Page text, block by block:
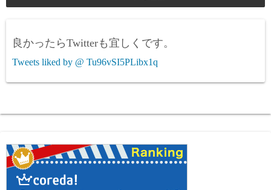
良かったらTwitterも宜しくです。
Tweets liked by @ Tu96vSI5PLibx1q